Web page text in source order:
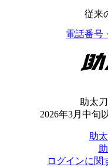
従来
電話番号
助
助太
2026年3月中旬
助
ログインに関